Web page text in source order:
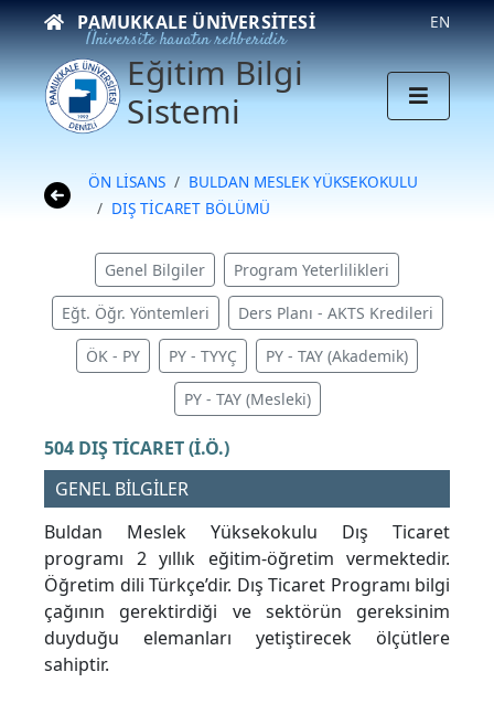
PAMUKKALE ÜNIVERSITESI
Üniversite hayatın rehberidir
EN
Eğitim Bilgi
Sistemi
ÖN LİSANS
BULDAN MESLEK YÜKSEKOKULU
DIŞ TİCARET BÖLÜMÜ
Genel Bilgiler Program Yeterlilikleri
Eğt. Öğr. Yöntemleri Ders Planı - AKTS Kredileri
ÖK - PY PY - TYYÇ PY - TAY (Akademik)
PY - TAY (Mesleki)
504 DIŞ TİCARET (İ.Ö.)
GENEL BİLGİLER
Buldan Meslek Yüksekokulu Dış Ticaret
programı 2 yıllık eğitim-öğretim vermektedir.
Öğretim dili Türkçe’dir. Dış Ticaret Programı bilgi
çağının gerektirdiği ve sektörün gereksinim
duyduğu elemanları yetiştirecek ölçütlere
sahiptir.